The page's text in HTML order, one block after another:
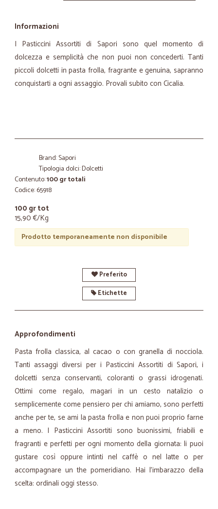
Informazioni
I Pasticcini Assortiti di Sapori sono quel momento di
dolcezza e semplicità che non puoi non concederti. Tanti
piccoli dolcetti in pasta frolla, fragrante e genuina, sapranno
conquistarti a ogni assaggio. Provali subito con Cicalia.
Brand: Sapori
Tipologia dolci: Dolcetti
Contenuto:100 gr totali
Codice: 65918
100 gr tot
15,90 €/Kg
Prodotto temporaneamente non disponibile
Preferito
Etichette
Approfondimenti
Pasta frolla classica, al cacao o con granella di nocciola.
Tanti assaggi diversi per i Pasticcini Assortiti di Sapori, i
dolcetti senza conservanti, coloranti o grassi idrogenati.
Ottimi come regalo, magari in un cesto natalizio o
semplicemente come pensiero per chi amiamo, sono perfetti
anche per te, se ami la pasta frolla e non puoi proprio farne
a meno. I Pasticcini Assortiti sono buonissimi, friabili e
fragranti e perfetti per ogni momento della giornata: li puoi
gustare così oppure intinti nel caffè o nel latte o per
accompagnare un the pomeridiano. Hai l’imbarazzo della
scelta: ordinali oggi stesso.